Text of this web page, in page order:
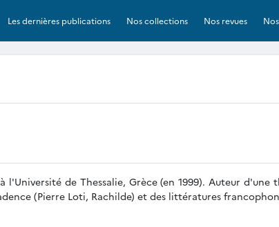
Les dernières publications Nos collections Nos revues
de Thessalie, Grèce (en 1999). Auteur d'une
(Pierre Loti, Rachilde) et des littératures